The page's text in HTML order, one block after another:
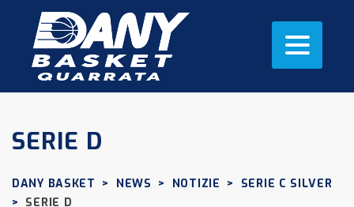
SERIE D
DANY BASKET > NEWS > NOTIZIE >
SERIE C SILVER
> SERIE D